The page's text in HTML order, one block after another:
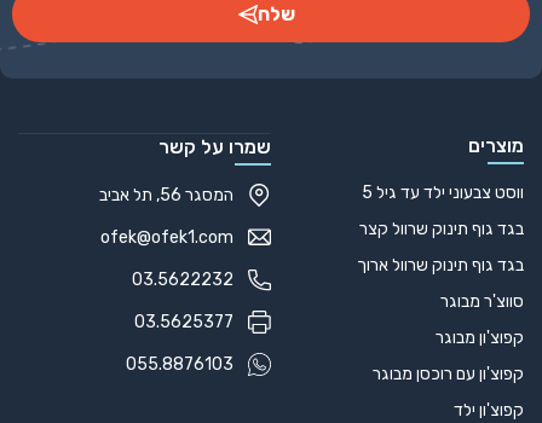
שלח
מוצרים
ווסט צבעוני ילד עד גיל 5
בגד גוף תינוק שרוול קצר
בגד גוף תינוק שרוול ארוך
סווצ'ר מבוגר
קפוצ'ון מבוגר
קפוצ'ון עם רוכסן מבוגר
קפוצ'ון ילד
שמרו על קשר
המסגר 56, תל אביב
ofek@ofek1.com
03.5622232
03.5625377
055.8876103